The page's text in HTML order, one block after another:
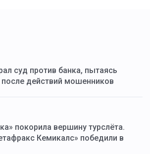
суд против банка, пытаясь
после действий мошенников
покорила вершину турслёта.
Кемикалс» победили в